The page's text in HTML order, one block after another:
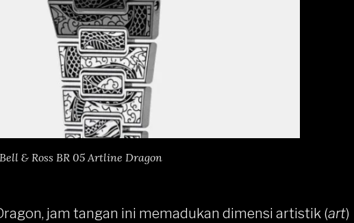
Bell & Ross BR 05 Artline Dragon
jam tangan ini memadukan dimensi artistik (art)